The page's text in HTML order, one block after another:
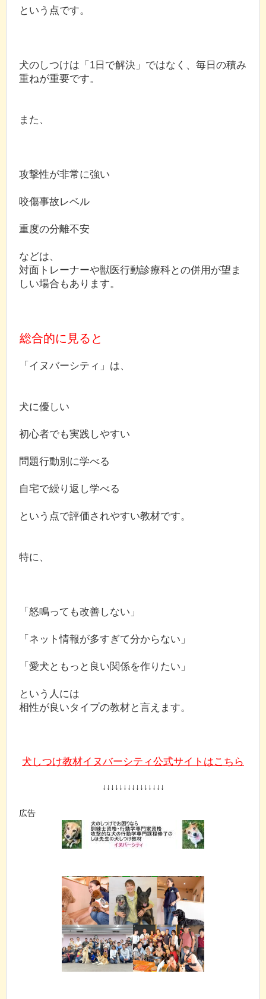
という点です。
犬のしつけは「1日で解決」ではなく、毎日の積み
重ねが重要です。
また、
攻撃性が非常に強い
咬傷事故レベル
重度の分離不安
などは、
対面トレーナーや獣医行動診療科との併用が望ま
しい場合もあります。
総合的に見ると
「イヌバーシティ」は、
犬に優しい
初心者でも実践しやすい
問題行動別に学べる
自宅で繰り返し学べる
という点で評価されやすい教材です。
特に、
「怒鳴っても改善しない」
「ネット情報が多すぎて分からない」
「愛犬ともっと良い関係を作りたい」
という人には
相性が良いタイプの教材と言えます。
犬しつけ教材イヌバーシティ公式サイトはこちら
↓↓↓↓↓↓↓↓↓↓↓↓↓↓↓
広告